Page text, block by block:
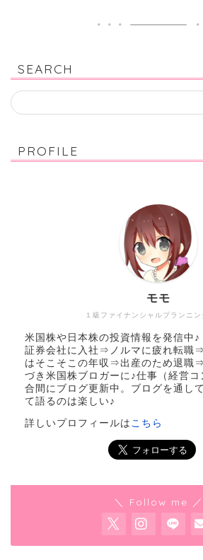
SEARCH
PROFILE
１級ファイナンシャルプランニ
モモ
米国株や日本株の投資情報を発信中♪
証券会社に入社⇒ノルマに疲れ転職
はそこそこの年収⇒出産のため退職
づき米国株ブロガーに♪仕事（経営
合間にブログ更新中。ブログを通し
て語るのは楽しい♪
詳しいプロフィールは こちら
＼ Follow me ／